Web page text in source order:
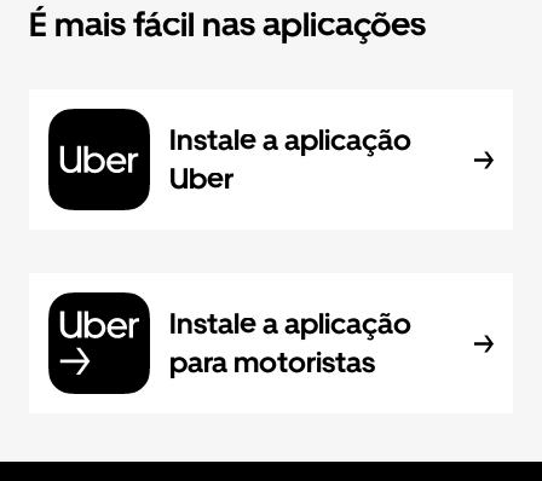
É mais fácil nas aplicações
Instale a aplicação
Uber
Instale a aplicação
para motoristas